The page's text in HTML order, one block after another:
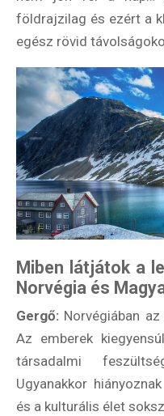
földrajzilag és ezért a
egész rövid
Miben látjátok a
Norvégia és
Gergő: Norvégiában
Az emberek
társadalmi
Ugyanakkor
és a kulturális élet